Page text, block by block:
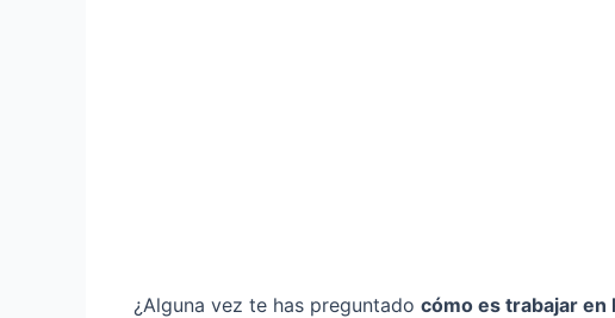
¿Alguna vez te has preguntado cómo es trabajar en